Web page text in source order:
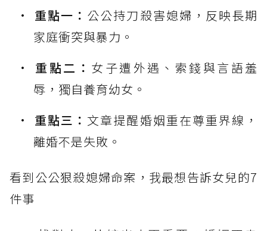
重點一： 公公持刀殺害媳婦，反映長期
家庭衝突與暴力。
重點二： 女子遭外遇、索錢與言語羞
辱，獨自養育幼女。
重點三： 文章提醒婚姻重在尊重界線，
離婚不是失敗。
看到公公狠殺媳婦命案，我最想告訴女兒的7
件事